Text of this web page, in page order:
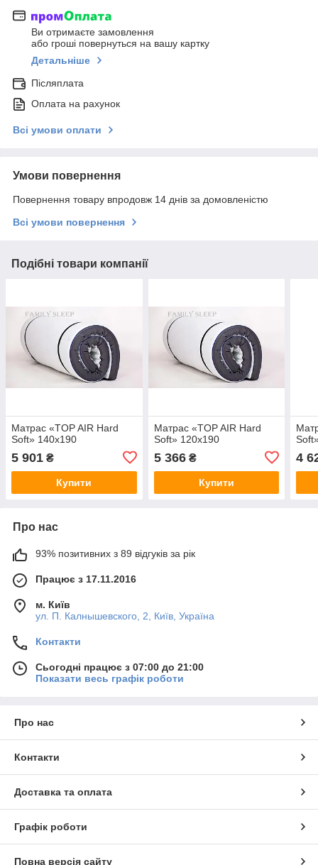
Ви отримаєте замовлення
або гроші повернуться на вашу картку
Детальніше
Післяплата
Оплата на рахунок
Всі умови оплати
Умови повернення
Повернення товару впродовж 14 днів за домовленістю
Всі умови повернення
Подібні товари компанії
Матрас «TOP AIR Hard
Soft» 140x190
5 901 ₴
Купити
Матрас «TOP AIR Hard
Soft» 120x190
5 366₴
Купити
4
Про нас
93% позитивних з 89 відгуків за рік
Працює з 17.11.2016
м. Київ
ул. П. Калнышевского, 2, Київ, Україна
Контакти
Сьогодні працює з 07:00 до 21:00
Показати весь графік роботи
Про нас
Контакти
Доставка та оплата
Графік роботи
Повна версія сайту